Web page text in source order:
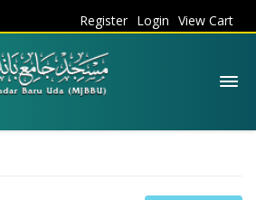
View Cart
Login
Register